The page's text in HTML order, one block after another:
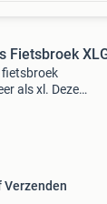
Fietsbroek
fietsbroek
als xl. Deze
Verzenden